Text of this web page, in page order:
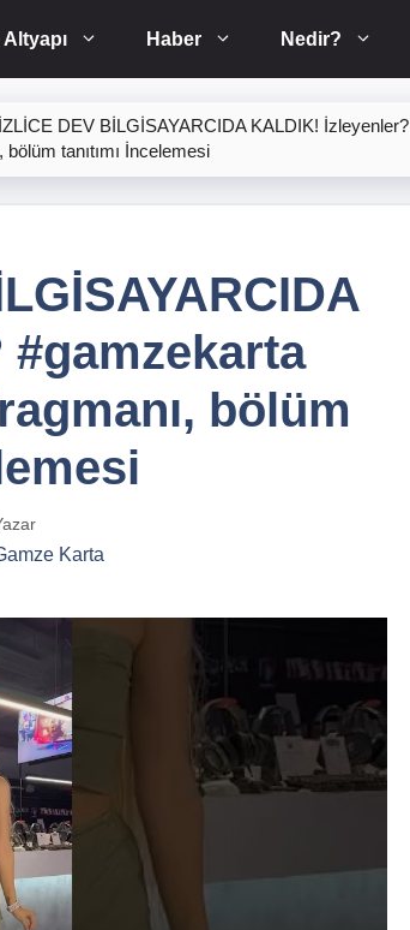
Altyapı Haber Nedir?
DEV BİLGİSAYARCIDA KALDIK! İzleyenler?
tanıtımı İncelemesi
bölüm
Karta